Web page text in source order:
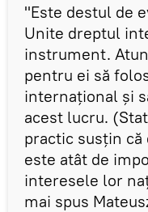
"Este destul de
Unite dreptul
instrument.
pentru ei să
internațional și
acest lucru.
practic susțin
este atât de
interesele lor
mai spus